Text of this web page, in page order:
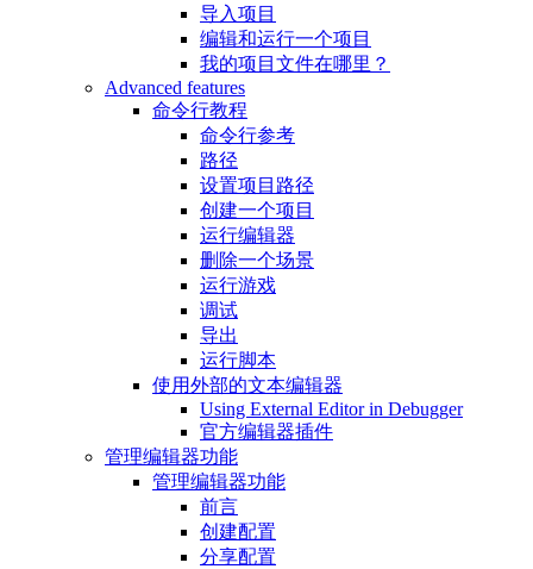
导入项目
编辑和运行一个项目
我的项目文件在哪里？
Advanced features
命令行教程
命令行参考
路径
设置项目路径
创建一个项目
运行编辑器
删除一个场景
运行游戏
调试
导出
运行脚本
使用外部的文本编辑器
Using External Editor in Debugger
官方编辑器插件
管理编辑器功能
管理编辑器功能
前言
创建配置
分享配置